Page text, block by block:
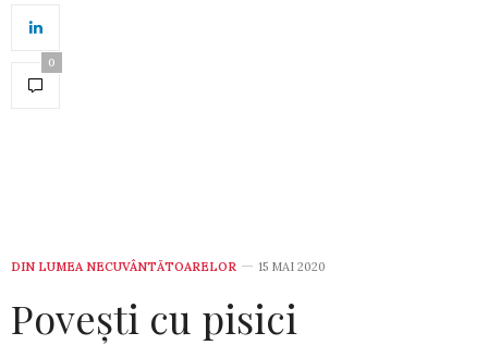
0
DIN LUMEA NECUVÂNTĂTOARELOR 15 MAI 2020
Povești cu pisici